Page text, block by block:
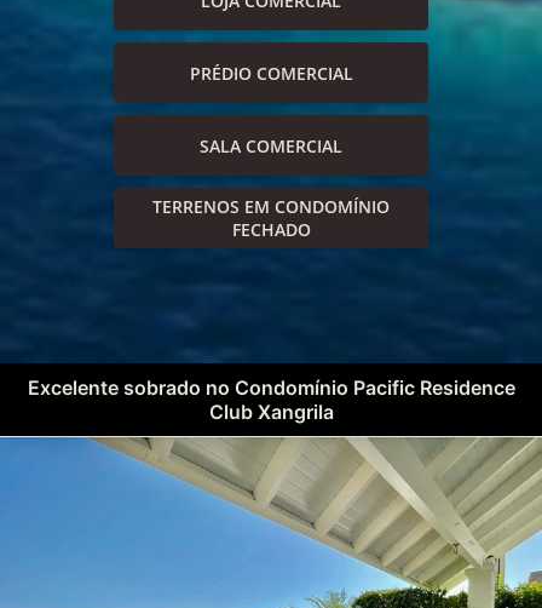
PRÉDIO COMERCIAL
SALA COMERCIAL
TERRENOS EM CONDOMÍNIO
FECHADO
Excelente sobrado no Condomínio Pacific Residence
Club Xangrila